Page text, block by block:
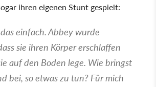
ihren eigenen Stunt gespielt:
einfach. Abbey wurde
sie ihren Körper erschlaffen
auf den Boden lege. Wie bringst
bei, so etwas zu tun? Für mich